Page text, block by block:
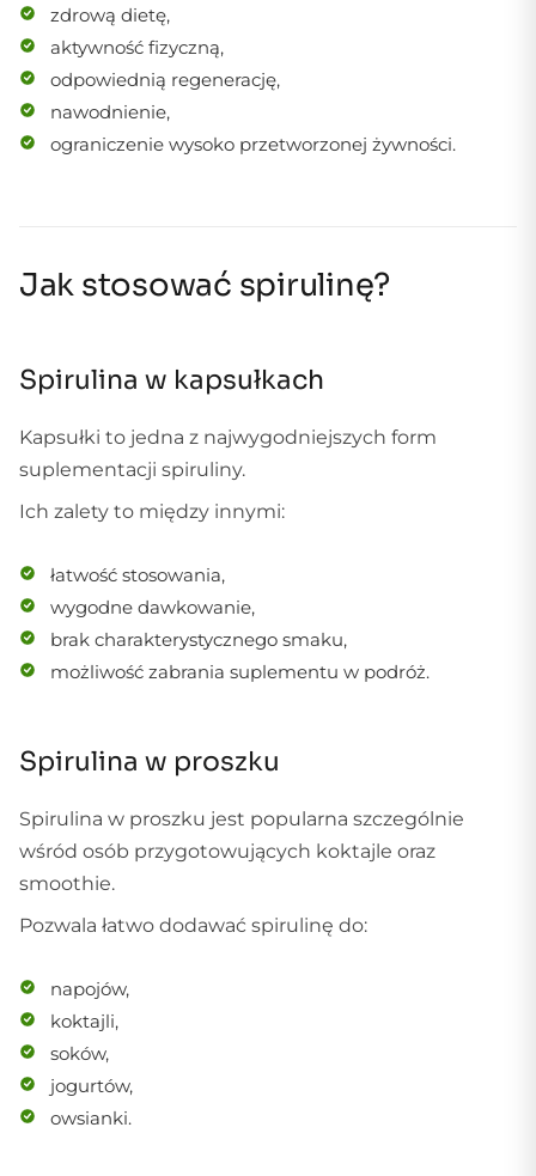
zdrową dietę,
aktywność fizyczną,
odpowiednią regenerację,
nawodnienie,
ograniczenie wysoko przetworzonej żywności.
Jak stosować spirulinę?
Spirulina w kapsułkach
Kapsułki to jedna z najwygodniejszych form
suplementacji spiruliny.
Ich zalety to między innymi:
łatwość stosowania,
wygodne dawkowanie,
brak charakterystycznego smaku,
możliwość zabrania suplementu w podróż.
Spirulina w proszku
Spirulina w proszku jest popularna szczególnie
wśród osób przygotowujących koktajle oraz
smoothie.
Pozwala łatwo dodawać spirulinę do:
napojów,
koktajli,
soków,
jogurtów,
owsianki.